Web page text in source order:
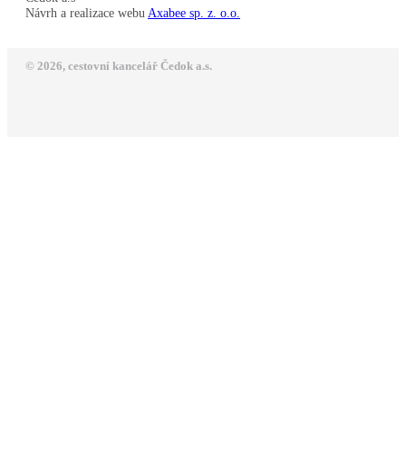
Návrh a realizace webu Axabee sp. z. o.o.
© 2026, cestovní kancelář Čedok a.s.